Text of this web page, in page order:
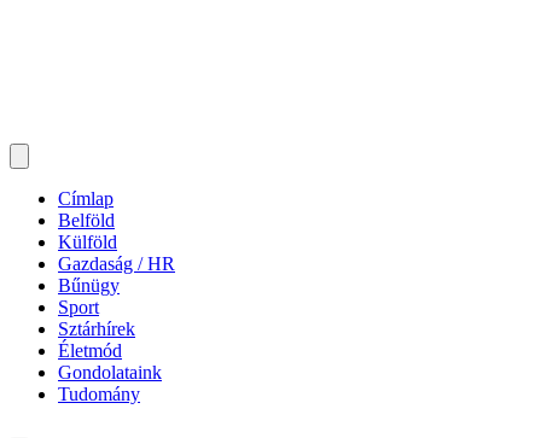
Címlap
Belföld
Külföld
Gazdaság / HR
Bűnügy
Sport
Sztárhírek
Életmód
Gondolataink
Tudomány